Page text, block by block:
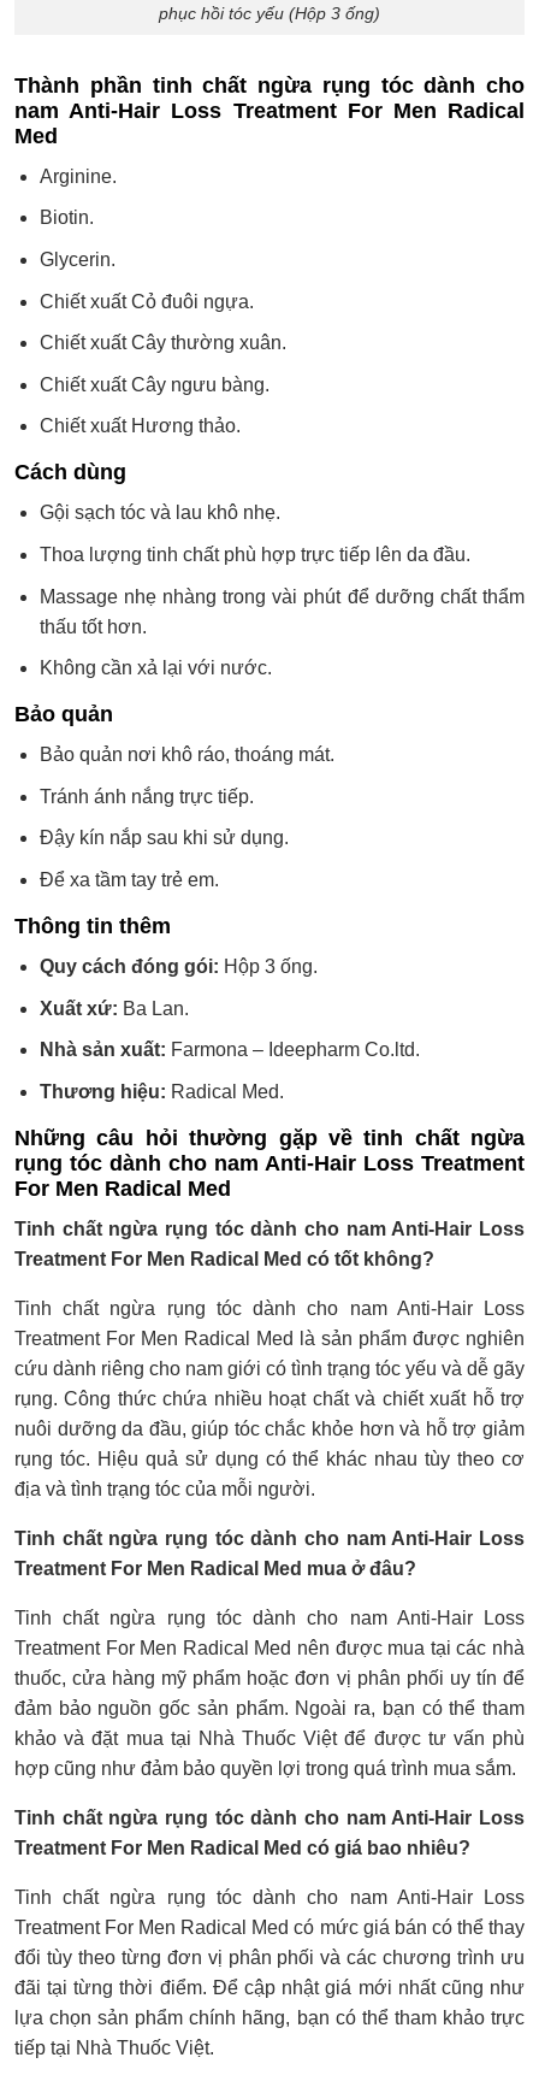
phục hồi tóc yếu (Hộp 3 ống)
Thành phần tinh chất ngừa rụng tóc dành cho
nam Anti-Hair Loss Treatment For Men Radical
Med
Arginine.
Biotin.
Glycerin.
Chiết xuất Cỏ đuôi ngựa.
Chiết xuất Cây thường xuân.
Chiết xuất Cây ngưu bàng.
Chiết xuất Hương thảo.
Cách dùng
Gội sạch tóc và lau khô nhẹ.
Thoa lượng tinh chất phù hợp trực tiếp lên da đầu.
Massage nhẹ nhàng trong vài phút để dưỡng chất thẩm
thấu tốt hơn.
Không cần xả lại với nước.
Bảo quản
Bảo quản nơi khô ráo, thoáng mát.
Tránh ánh nắng trực tiếp.
Đậy kín nắp sau khi sử dụng.
Để xa tầm tay trẻ em.
Thông tin thêm
Quy cách đóng gói: Hộp 3 ống.
Xuất xứ: Ba Lan.
Nhà sản xuất: Farmona – Ideepharm Co.ltd.
Thương hiệu: Radical Med.
Những câu hỏi thường gặp về tinh chất ngừa
rụng tóc dành cho nam Anti-Hair Loss Treatment
For Men Radical Med
Tinh chất ngừa rụng tóc dành cho nam Anti-Hair Loss
Treatment For Men Radical Med có tốt không?
Tinh chất ngừa rụng tóc dành cho nam Anti-Hair Loss
Treatment For Men Radical Med là sản phẩm được nghiên
cứu dành riêng cho nam giới có tình trạng tóc yếu và dễ gãy
rụng. Công thức chứa nhiều hoạt chất và chiết xuất hỗ trợ
nuôi dưỡng da đầu, giúp tóc chắc khỏe hơn và hỗ trợ giảm
rụng tóc. Hiệu quả sử dụng có thể khác nhau tùy theo cơ
địa và tình trạng tóc của mỗi người.
Tinh chất ngừa rụng tóc dành cho nam Anti-Hair Loss
Treatment For Men Radical Med mua ở đâu?
Tinh chất ngừa rụng tóc dành cho nam Anti-Hair Loss
Treatment For Men Radical Med nên được mua tại các nhà
thuốc, cửa hàng mỹ phẩm hoặc đơn vị phân phối uy tín để
đảm bảo nguồn gốc sản phẩm. Ngoài ra, bạn có thể tham
khảo và đặt mua tại Nhà Thuốc Việt để được tư vấn phù
hợp cũng như đảm bảo quyền lợi trong quá trình mua sắm.
Tinh chất ngừa rụng tóc dành cho nam Anti-Hair Loss
Treatment For Men Radical Med có giá bao nhiêu?
Tinh chất ngừa rụng tóc dành cho nam Anti-Hair Loss
Treatment For Men Radical Med có mức giá bán có thể thay
đổi tùy theo từng đơn vị phân phối và các chương trình ưu
đãi tại từng thời điểm. Để cập nhật giá mới nhất cũng như
lựa chọn sản phẩm chính hãng, bạn có thể tham khảo trực
tiếp tại Nhà Thuốc Việt.